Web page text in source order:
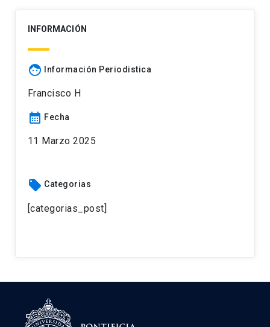
INFORMACIÓN
face Información Periodistica
Francisco H
calendar_month Fecha
11 Marzo 2025
local_offer Categorias
[categorias_post]